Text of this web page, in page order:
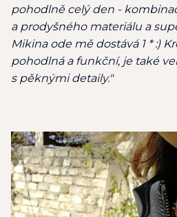
pohodlně celý den -
a prodyšného materiálu a
Mikina ode mě dostává 1 * :)
pohodlná a funkční, je také
s pěknými detaily."